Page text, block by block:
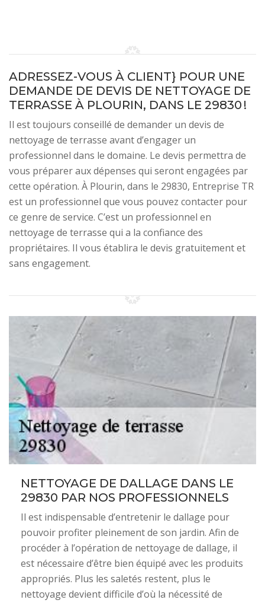
ADRESSEZ-VOUS À CLIENT} POUR UNE
DEMANDE DE DEVIS DE NETTOYAGE DE
TERRASSE À PLOURIN, DANS LE 29830 !
Il est toujours conseillé de demander un devis de
nettoyage de terrasse avant d’engager un
professionnel dans le domaine. Le devis permettra de
vous préparer aux dépenses qui seront engagées par
cette opération. À Plourin, dans le 29830, Entreprise TR
est un professionnel que vous pouvez contacter pour
ce genre de service. C’est un professionnel en
nettoyage de terrasse qui a la confiance des
propriétaires. Il vous établira le devis gratuitement et
sans engagement.
NETTOYAGE DE DALLAGE DANS LE
29830 PAR NOS PROFESSIONNELS
Il est indispensable d’entretenir le dallage pour
pouvoir profiter pleinement de son jardin. Afin de
procéder à l’opération de nettoyage de dallage, il
est nécessaire d’être bien équipé avec les produits
appropriés. Plus les saletés restent, plus le
nettoyage devient difficile d’où la nécessité de